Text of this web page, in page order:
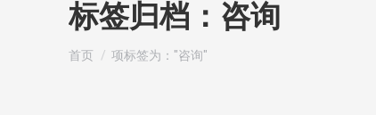
标签归档： 咨询
您在这里：
首页 项标签为："咨询"